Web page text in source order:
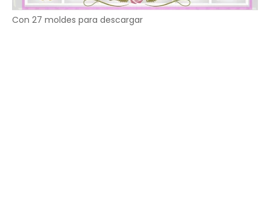
Con 27 moldes para descargar